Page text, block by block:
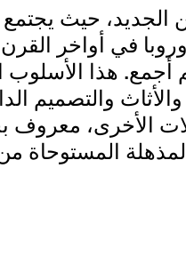
الجديد، حيث يجتمع
في أواخر
أجمع. هذا
والأثاث والتصميم
الأخرى، معروف
المستوحاة